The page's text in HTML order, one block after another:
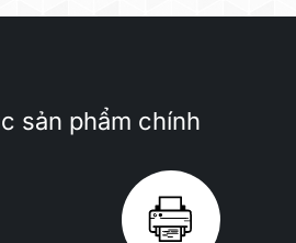
sản phẩm chính